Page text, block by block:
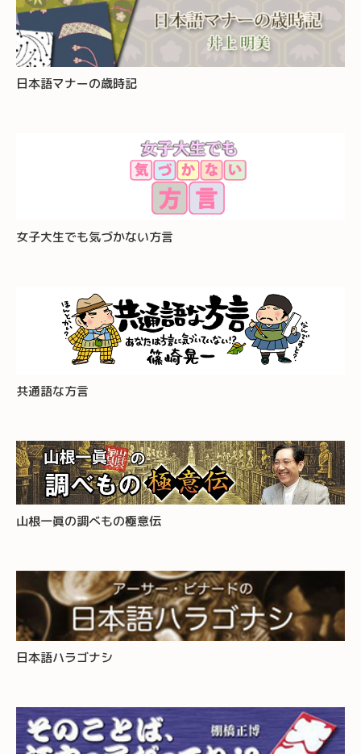
日本語マナーの歳時記
女子大生でも気づかない方言
共通語な方言
山根一眞の調べもの極意伝
日本語ハラゴナシ